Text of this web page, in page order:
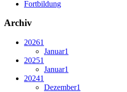
Fortbildung
Archiv
20261
Januar1
20251
Januar1
20241
Dezember1